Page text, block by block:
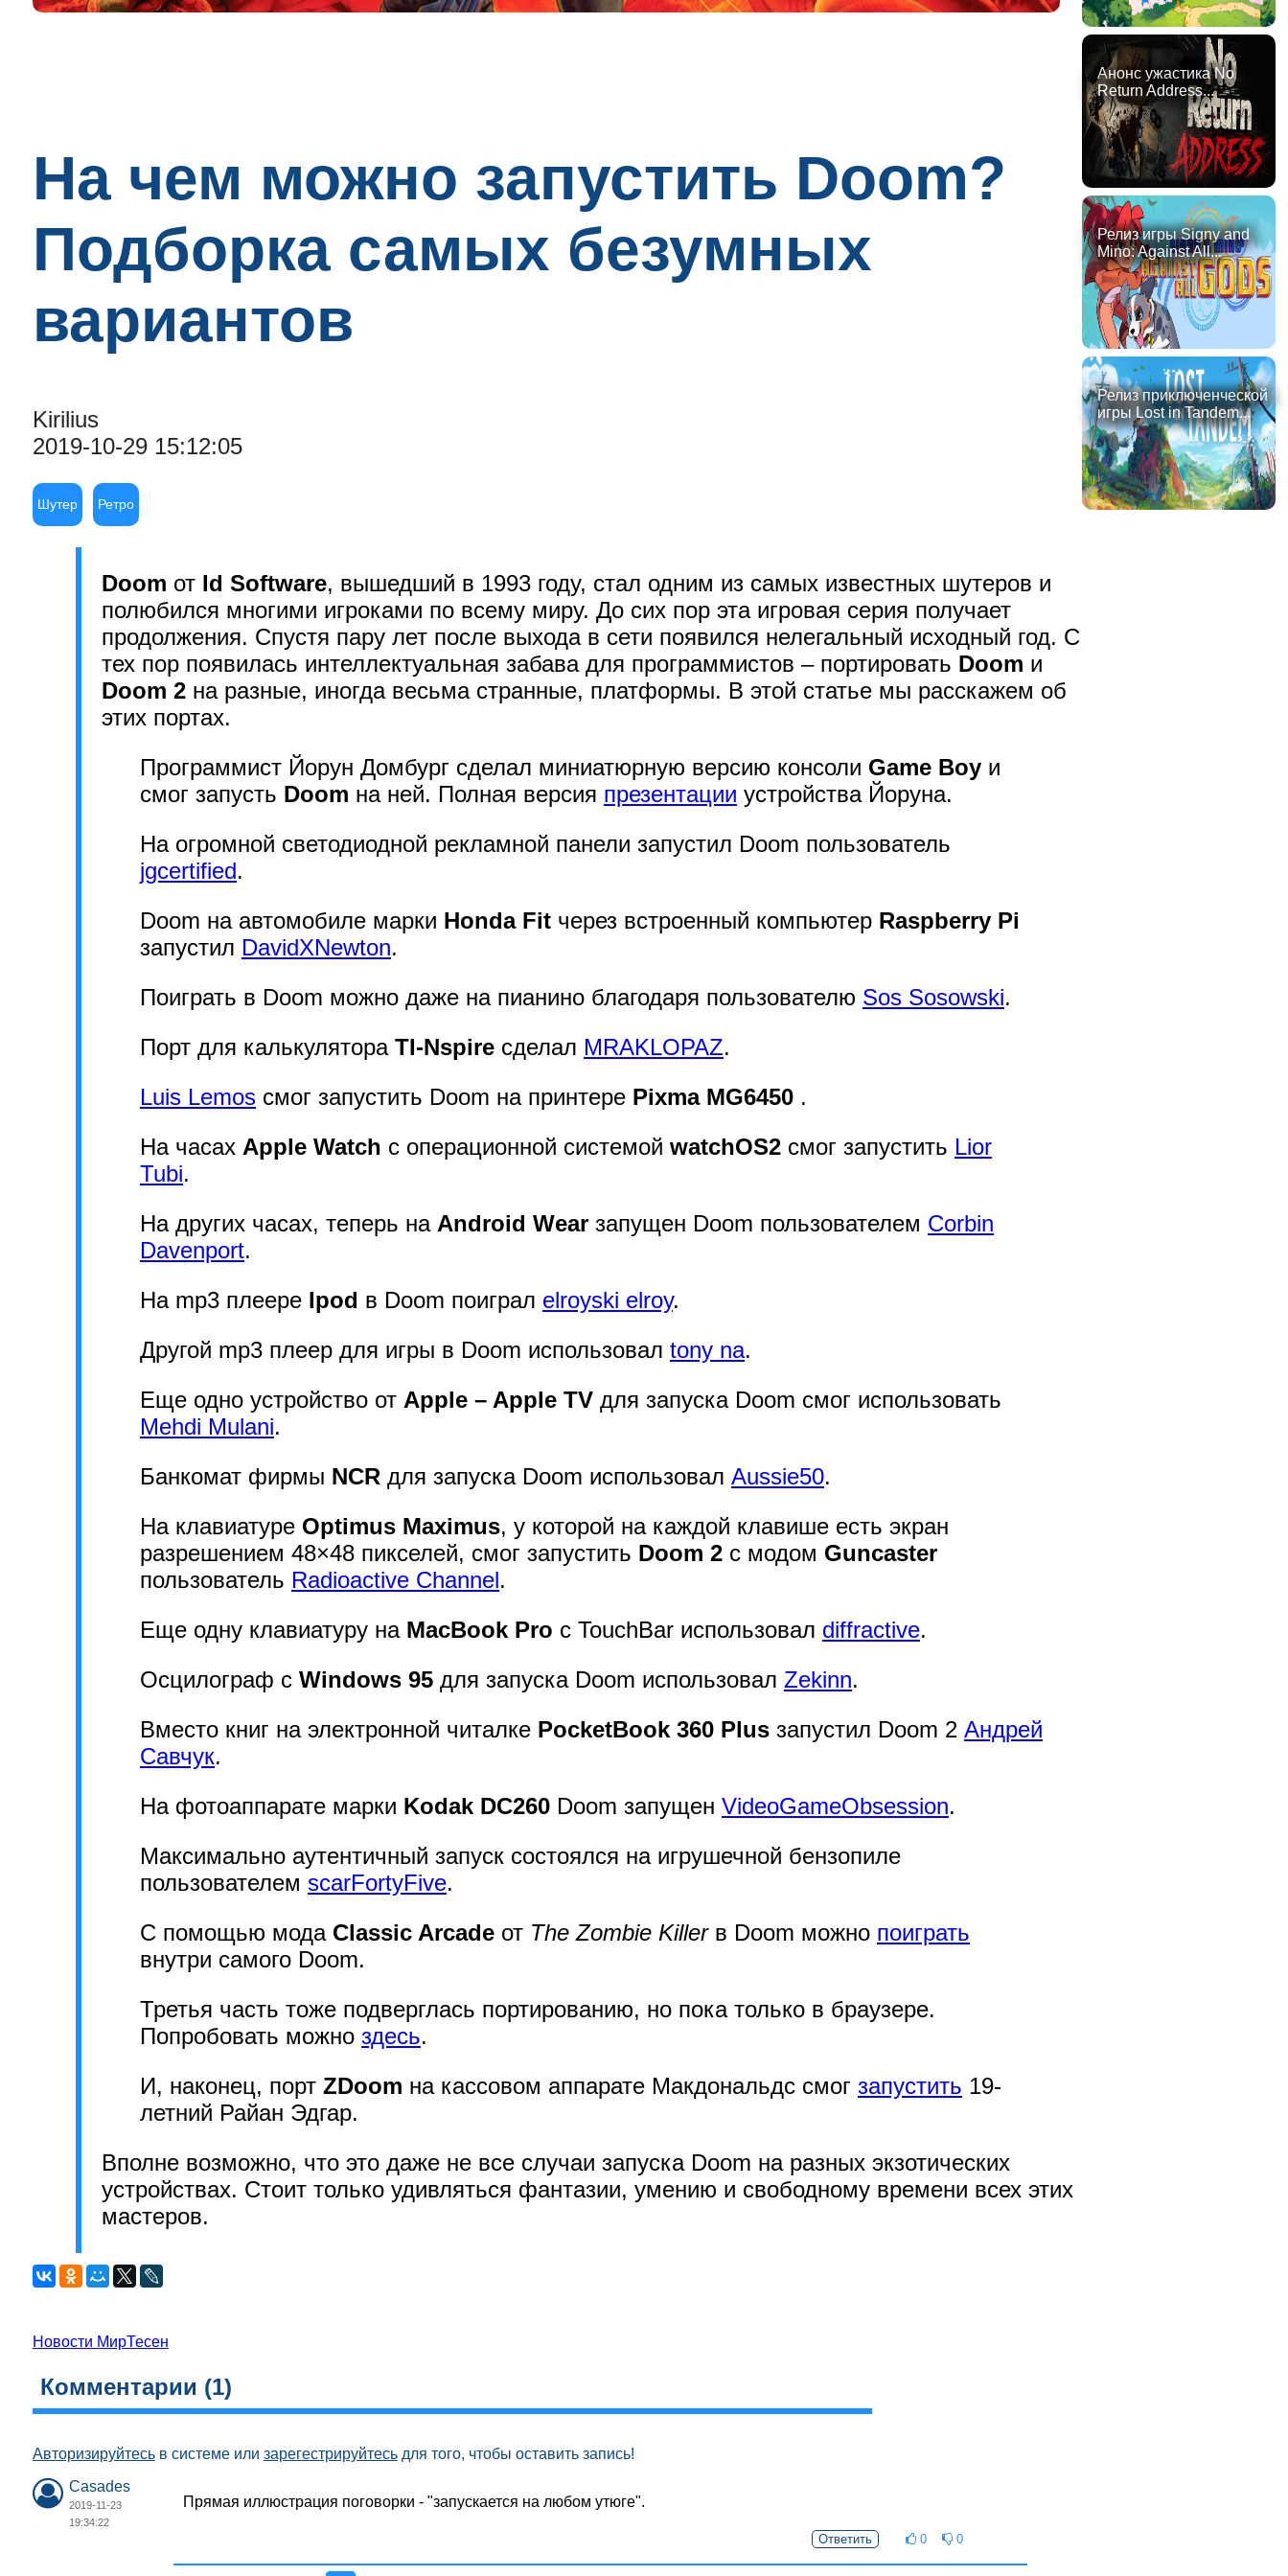
На чем можно запустить Doom?
Подборка самых безумных
вариантов
Kirilius
2019-10-29 15:12:05
Шутер Ретро
Doom от Id Software, вышедший в 1993 году, стал одним из самых известных шутеров и
полюбился многими игроками по всему миру. До сих пор эта игровая серия получает
продолжения. Спустя пару лет после выхода в сети появился нелегальный исходный год. С
тех пор появилась интеллектуальная забава для программистов – портировать Doom и
Doom 2 на разные, иногда весьма странные, платформы. В этой статье мы расскажем об
этих портах.
Программист Йорун Домбург сделал миниатюрную версию консоли Game Boy и
смог запусть Doom на ней. Полная версия презентации устройства Йоруна.
На огромной светодиодной рекламной панели запустил Doom пользователь
jgcertified.
Doom на автомобиле марки Honda Fit через встроенный компьютер Raspberry Pi
запустил DavidXNewton.
Поиграть в Doom можно даже на пианино благодаря пользователю Sos Sosowski.
Порт для калькулятора TI-Nspire сделал MRAKLOPAZ.
Luis Lemos смог запустить Doom на принтере Pixma MG6450 .
На часах Apple Watch с операционной системой watchOS2 смог запустить Lior
Tubi.
На других часах, теперь на Android Wear запущен Doom пользователем Corbin
Davenport.
На mp3 плеере Ipod в Doom поиграл elroyski elroy.
Другой mp3 плеер для игры в Doom использовал tony na.
Еще одно устройство от Apple – Apple TV для запуска Doom смог использовать
Mehdi Mulani.
Банкомат фирмы NCR для запуска Doom использовал Aussie50.
На клавиатуре Optimus Maximus, у которой на каждой клавише есть экран
разрешением 48×48 пикселей, смог запустить Doom 2 с модом Guncaster
пользователь Radioactive Channel.
Еще одну клавиатуру на MacBook Pro с TouchBar использовал diffractive.
Осцилограф с Windows 95 для запуска Doom использовал Zekinn.
Вместо книг на электронной читалке PocketBook 360 Plus запустил Doom 2 Андрей
Савчук.
На фотоаппарате марки Kodak DC260 Doom запущен VideoGameObsession.
Максимально аутентичный запуск состоялся на игрушечной бензопиле
пользователем scarFortyFive.
С помощью мода Classic Arcade от The Zombie Killerв Doom можно поиграть
внутри самого Doom.
Третья часть тоже подверглась портированию, но пока только в браузере.
Попробовать можно здесь.
И, наконец, порт ZDoom на кассовом аппарате Макдональдс смог запустить 19-
летний Райан Эдгар.
Вполне возможно, что это даже не все случаи запуска Doom на разных экзотических
устройствах. Стоит только удивляться фантазии, умению и свободному времени всех этих
мастеров.
Новости МирТесен
Комментарии (1)
Авторизируйтесьв системе или зарегестрируйтесьдля того, чтобы оставить запись!
Casades
2019-11-23
19:34:22
Прямая иллюстрация поговорки - "запускается на любом утюге".
Ответить 0 0
Анонс ужастика No
Return Address...
Релиз игры Signy and
Mino: Against All...
Релиз приключенческой
игры Lost in Tandem...